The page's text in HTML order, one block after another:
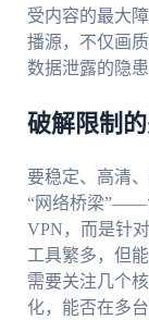
受内容的最大
播源，不仅画
数据泄露的隐患
破解限制
要稳定、高清
“网络桥梁”——
VPN，而是针
工具繁多，但
需要关注几个
化，能否在多